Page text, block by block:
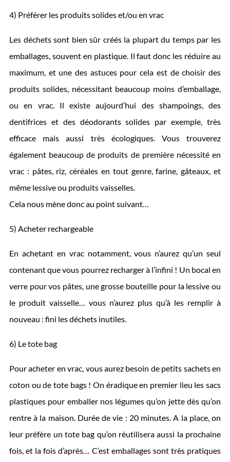
4) Préférer les produits solides et/ou en vrac
Les déchets sont bien sûr créés la plupart du temps par les
emballages, souvent en plastique. Il faut donc les réduire au
maximum, et une des astuces pour cela est de choisir des
produits solides, nécessitant beaucoup moins d’emballage,
ou en vrac. Il existe aujourd’hui des shampoings, des
dentifrices et des déodorants solides par exemple, très
efficace mais aussi très écologiques. Vous trouverez
également beaucoup de produits de première nécessité en
vrac : pâtes, riz, céréales en tout genre, farine, gâteaux, et
même lessive ou produits vaisselles.
Cela nous mène donc au point suivant…
5) Acheter rechargeable
En achetant en vrac notamment, vous n’aurez qu’un seul
contenant que vous pourrez recharger à l’infini ! Un bocal en
verre pour vos pâtes, une grosse bouteille pour la lessive ou
le produit vaisselle… vous n’aurez plus qu’à les remplir à
nouveau : fini les déchets inutiles.
6) Le tote bag
Pour acheter en vrac, vous aurez besoin de petits sachets en
coton ou de tote bags ! On éradique en premier lieu les sacs
plastiques pour emballer nos légumes qu’on jette dès qu’on
rentre à la maison. Durée de vie : 20 minutes. A la place, on
leur préfère un tote bag qu’on réutilisera aussi la prochaine
fois, et la fois d’après… C’est emballages sont très pratiques